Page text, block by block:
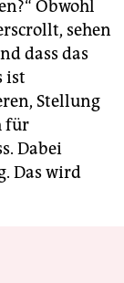
Obwohl
sehen
dass das
ist
Stellung
für
Dabei
Das wird